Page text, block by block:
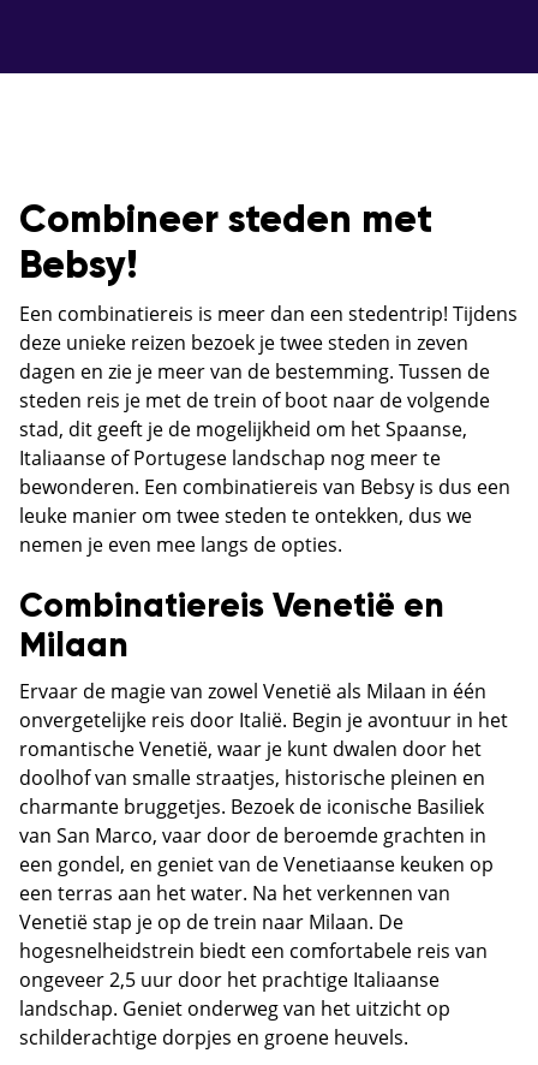
Combineer steden met
Bebsy!
Een combinatiereis is meer dan een stedentrip! Tijdens
deze unieke reizen bezoek je twee steden in zeven
dagen en zie je meer van de bestemming. Tussen de
steden reis je met de trein of boot naar de volgende
stad, dit geeft je de mogelijkheid om het Spaanse,
Italiaanse of Portugese landschap nog meer te
bewonderen. Een combinatiereis van Bebsy is dus een
leuke manier om twee steden te ontekken, dus we
nemen je even mee langs de opties.
Combinatiereis Venetië en
Milaan
Ervaar de magie van zowel Venetië als Milaan in één
onvergetelijke reis door Italië. Begin je avontuur in het
romantische Venetië, waar je kunt dwalen door het
doolhof van smalle straatjes, historische pleinen en
charmante bruggetjes. Bezoek de iconische Basiliek
van San Marco, vaar door de beroemde grachten in
een gondel, en geniet van de Venetiaanse keuken op
een terras aan het water. Na het verkennen van
Venetië stap je op de trein naar Milaan. De
hogesnelheidstrein biedt een comfortabele reis van
ongeveer 2,5 uur door het prachtige Italiaanse
landschap. Geniet onderweg van het uitzicht op
schilderachtige dorpjes en groene heuvels.